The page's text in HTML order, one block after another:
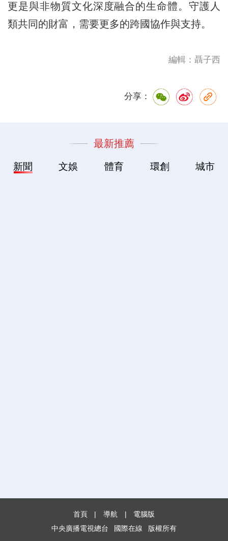
更是與非物質文化深度融合的生命體。守護人
類共同的財富，需要更多的跨國協作與支持。
編輯：聶子西
分享：
最新推薦
新聞 文娛 體育 環創 城市
首頁 | 導航 |
電腦版
中央廣播電視總台
國際在線 版權所有